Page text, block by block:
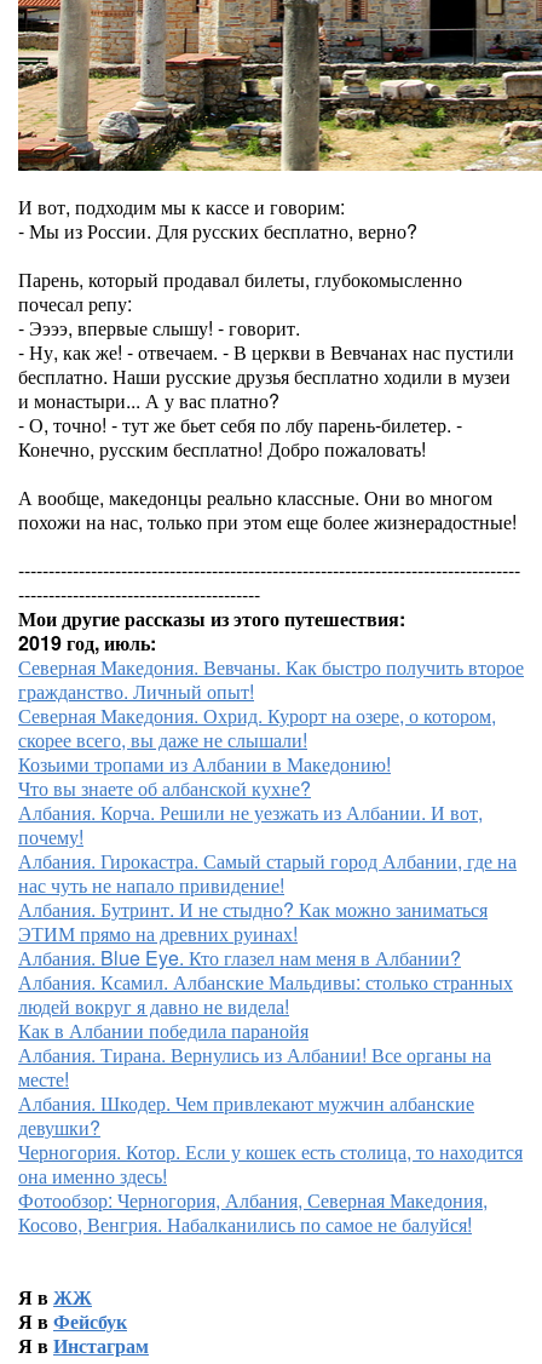
И вот, подходим мы к кассе и говорим:
- Мы из России. Для русских бесплатно, верно?
Парень, который продавал билеты, глубокомысленно
почесал репу:
- Ээээ, впервые слышу! - говорит.
- Ну, как же! - отвечаем. - В церкви в Вевчанах нас пустили
бесплатно. Наши русские друзья бесплатно ходили в музеи
и монастыри... А у вас платно?
- О, точно! - тут же бьет себя по лбу парень-билетер. -
Конечно, русским бесплатно! Добро пожаловать!
А вообще, македонцы реально классные. Они во многом
похожи на нас, только при этом еще более жизнерадостные!
-----------------------------------------------------------------------------------
----------------------------------------
Мои другие рассказы из этого путешествия:
2019 год, июль:
Северная Македония. Вевчаны. Как быстро получить второе
гражданство. Личный опыт!
Северная Македония. Охрид. Курорт на озере, о котором,
скорее всего, вы даже не слышали!
Козьими тропами из Албании в Македонию!
Что вы знаете об албанской кухне?
Албания. Корча. Решили не уезжать из Албании. И вот,
почему!
Албания. Гирокастра. Самый старый город Албании, где на
нас чуть не напало привидение!
Албания. Бутринт. И не стыдно? Как можно заниматься
ЭТИМ прямо на древних руинах!
Албания. Blue Eye. Кто глазел нам меня в Албании?
Албания. Ксамил. Албанские Мальдивы: столько странных
людей вокруг я давно не видела!
Как в Албании победила паранойя
Албания. Тирана. Вернулись из Албании! Все органы на
месте!
Албания. Шкодер. Чем привлекают мужчин албанские
девушки?
Черногория. Котор. Если у кошек есть столица, то находится
она именно здесь!
Фотообзор: Черногория, Албания, Северная Македония,
Косово, Венгрия. Набалканились по самое не балуйся!
Я вЖЖ
Я вФейсбук
Я вИнстаграм